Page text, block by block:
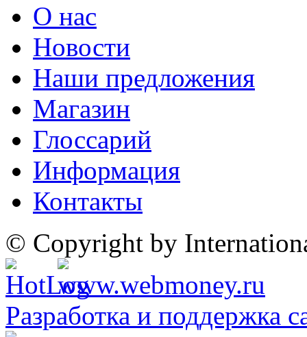
О нас
Новости
Наши предложения
Магазин
Глоссарий
Информация
Контакты
© Copyright by
Разработка и поддержка